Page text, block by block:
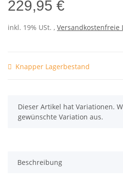
229,95 €
inkl. 19% USt. , Versandkostenfreie
Knapper Lagerbestand
x
Dieser Artikel hat Variationen.
gewünschte Variation aus.
Beschreibung